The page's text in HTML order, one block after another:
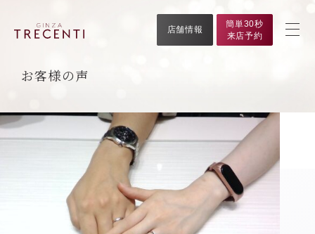
店舗情報
簡単30秒
来店予約
お客様の声